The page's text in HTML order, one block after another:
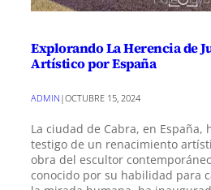
Explorando La Herencia de
Artístico por España
ADMIN |OCTUBRE 15, 2024
La ciudad de Cabra, en España,
testigo de un renacimiento
obra del escultor
conocido por su habilidad para